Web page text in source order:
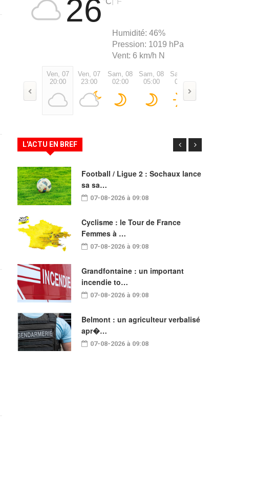
26
Humidité: 46%
Pression: 1019 hPa
Vent: 6 km/h N
Ven, 07
20:00
Ven, 07
23:00
Sam, 08
02:00
Sam, 08
05:00
Sam, 08
08:00
L'ACTU EN BREF
Football / Ligue 2 : Sochaux lance
sa sa…
07-08-2026 à 09:08
Cyclisme : le Tour de France
Femmes à …
07-08-2026 à 09:08
Grandfontaine : un important
incendie to…
07-08-2026 à 09:08
Belmont : un agriculteur verbalisé
apr�…
07-08-2026 à 09:08